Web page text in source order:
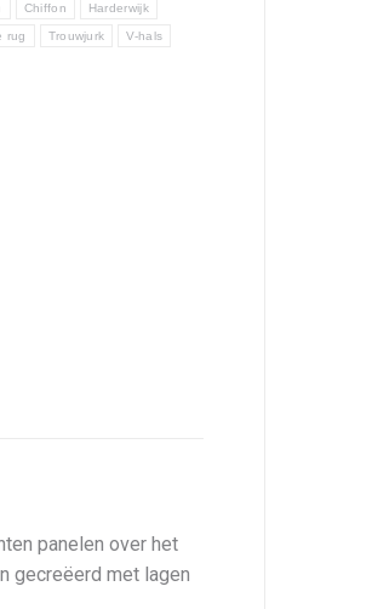
Chiffon Harderwijk
rug Trouwjurk V-hals
panelen over het
gecreëerd met lagen